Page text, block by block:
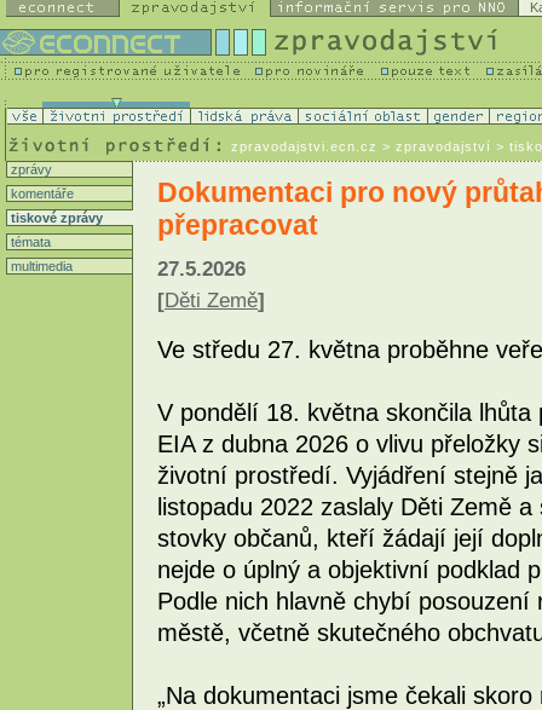
zpravodajstvi.ecn.cz > zpravodajství >
zprávy
komentáře
tiskové zprávy
témata
multimedia
Dokumentaci pro nový
přepracovat
27.5.2026
[Děti Země]
Ve středu 27. května proběhne
V pondělí 18. května skončila
EIA z dubna 2026 o vlivu přeložky
životní prostředí. Vyjádření stejně
listopadu 2022 zaslaly Děti Země
stovky občanů, kteří žádají její
nejde o úplný a objektivní podklad
Podle nich hlavně chybí
městě, včetně skutečného
„Na dokumentaci jsme čekali